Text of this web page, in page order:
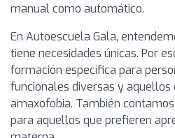
manual como automático.
En Autoescuela Gala,
tiene necesidades únicas. Por
formación específica para
funcionales diversas y aquellos
amaxofobia. También
para aquellos que prefieren